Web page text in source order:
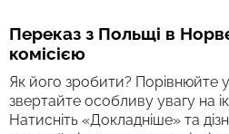
Переказ з Польщі в
комісією
Як його зробити? Порівнюйте
звертайте особливу увагу на
Натисніть «Докладніше» та